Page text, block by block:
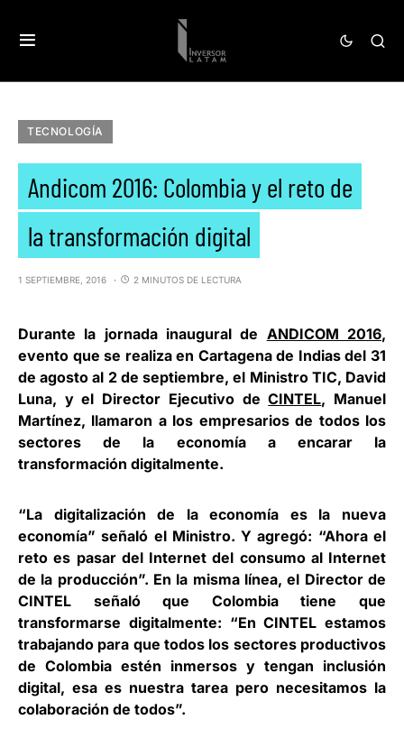
TECNOLOGÍA
Andicom 2016: Colombia y el reto de
la transformación digital
1 SEPTIEMBRE, 2016 2 MINUTOS DE LECTURA
Durante la jornada inaugural de ANDICOM 2016,
evento que se realiza en Cartagena de Indias del 31
de agosto al 2 de septiembre, el Ministro TIC, David
Luna, y el Director Ejecutivo deCINTEL, Manuel
Martínez, llamaron a los empresarios de todos los
sectores de la economía a encarar la
transformación digitalmente.
“La digitalización de la economía es la nueva
economía” señaló el Ministro. Y agregó: “Ahora el
reto es pasar del Internet del consumo al Internet
de la producción”. En la misma línea, el Director de
CINTEL señaló que Colombia tiene que
transformarse digitalmente: “En CINTEL estamos
trabajando para que todos los sectores productivos
de Colombia estén inmersos y tengan inclusión
digital, esa es nuestra tarea pero necesitamos la
colaboración de todos”.